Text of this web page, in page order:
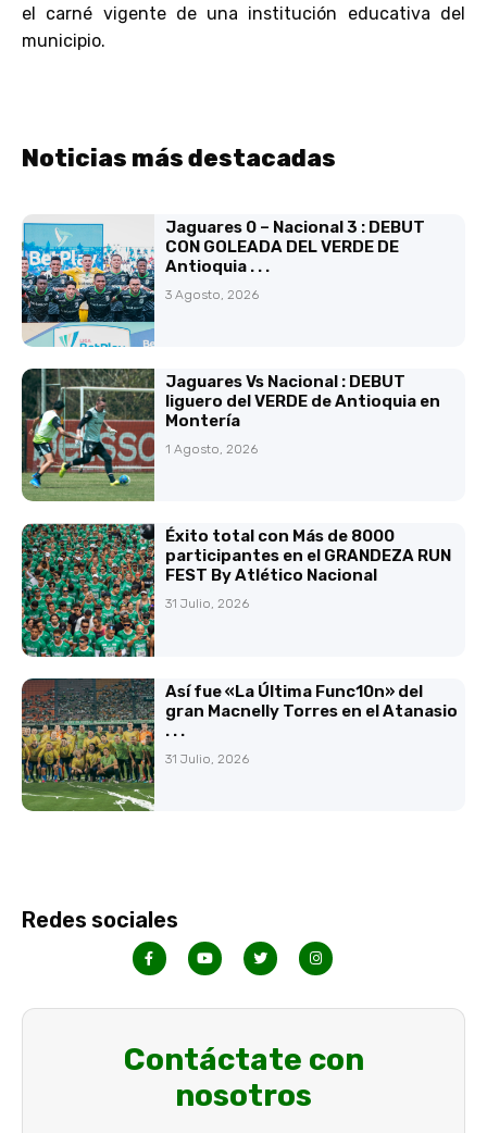
el carné vigente de una institución educativa del
municipio.
Noticias más destacadas
Jaguares 0 – Nacional 3 : DEBUT
CON GOLEADA DEL VERDE DE
Antioquia . . .
3 Agosto, 2026
Jaguares Vs Nacional : DEBUT
liguero del VERDE de Antioquia en
Montería
1 Agosto, 2026
Éxito total con Más de 8000
participantes en el GRANDEZA RUN
FEST By Atlético Nacional
31 Julio, 2026
Así fue «La Última Func10n» del
gran Macnelly Torres en el Atanasio
. . .
31 Julio, 2026
Redes sociales
Contáctate con
nosotros